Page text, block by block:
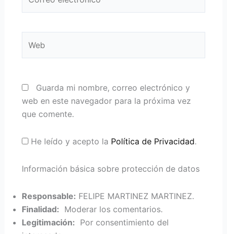
electrónico*
Guarda mi nombre, correo electrónico y
web en este navegador para la próxima vez
que comente.
He leído y acepto la Política de Privacidad.
Información básica sobre protección de datos
Responsable: FELIPE MARTINEZ MARTINEZ.
Finalidad: Moderar los comentarios.
Legitimación: Por consentimiento del